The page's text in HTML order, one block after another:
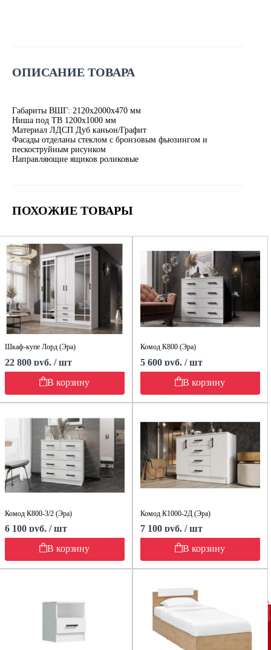
ОПИСАНИЕ ТОВАРА
Габариты ВШГ: 2120х2000х470 мм
Ниша под ТВ 1200х1000 мм
Материал ЛДСП Дуб каньон/Графит
Фасады отделаны стеклом с бронзовым фьюзингом и
пескоструйным рисунком
Направляющие ящиков роликовые
ПОХОЖИЕ ТОВАРЫ
Шкаф-купе Лорд (Эра)
22 800 руб. / шт
В корзину
Комод К800 (Эра)
5 600 руб. / шт
В корзину
Комод К800-3/2 (Эра)
6 100 руб. / шт
В корзину
Комод К1000-2Д (Эра)
7 100 руб. / шт
В корзину